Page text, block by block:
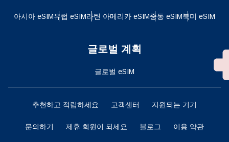
아시아 eSIM유럽 ​​eSIM라틴 아메리카 eSIM중동 eSIM북미 eSIM
글로벌 계획
글로벌 eSIM
추천하고 적립하세요 고객센터 지원되는 기기
문의하기 제휴 회원이 되세요 블로그 이용 약관